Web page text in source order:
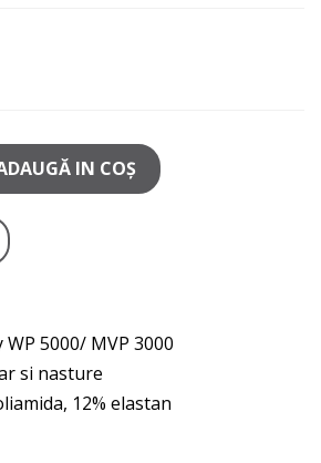
IN COŞ
5000/ MVP 3000
si nasture
12% elastan